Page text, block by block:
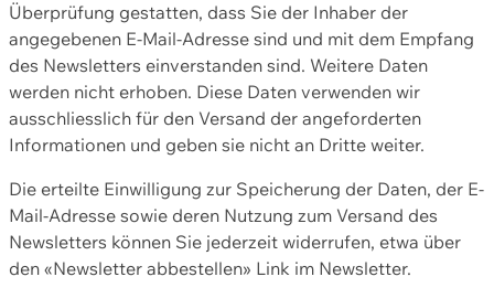
Überprüfung gestatten, dass Sie der Inhaber der
angegebenen E-Mail-Adresse sind und mit dem Empfang
des Newsletters einverstanden sind. Weitere Daten
werden nicht erhoben. Diese Daten verwenden wir
ausschliesslich für den Versand der angeforderten
Informationen und geben sie nicht an Dritte weiter.
Die erteilte Einwilligung zur Speicherung der Daten, der E-
Mail-Adresse sowie deren Nutzung zum Versand des
Newsletters können Sie jederzeit widerrufen, etwa über
den «Newsletter abbestellen» Link im Newsletter.